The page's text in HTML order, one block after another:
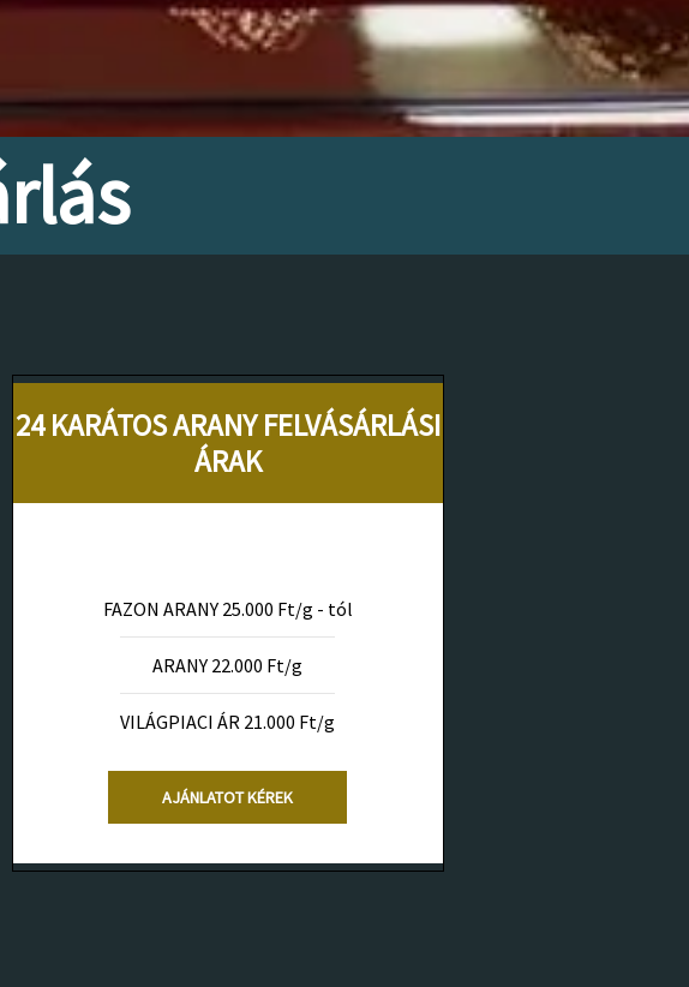
24 KARÁTOS ARANY FELVÁSÁRLÁSI
ÁRAK
FAZON ARANY 25.000 Ft/g - tól
ARANY 22.000 Ft/g
VILÁGPIACI ÁR 21.000 Ft/g
AJÁNLATOT KÉREK